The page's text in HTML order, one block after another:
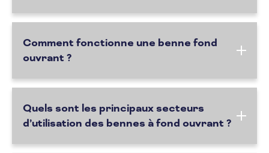
Comment fonctionne une benne fond
ouvrant ?
Quels sont les principaux secteurs
d’utilisation des bennes à fond ouvrant ?